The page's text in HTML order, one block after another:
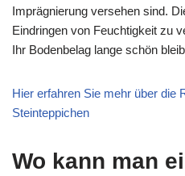
Imprägnierung versehen sind.
Eindringen von Feuchtigkeit zu
Ihr Bodenbelag lange schön
Hier erfahren Sie mehr über die
Steinteppichen
Wo kann man